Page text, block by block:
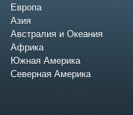
Европа
Азия
Австралия и Океания
Африка
Южная Америка
Северная Америка